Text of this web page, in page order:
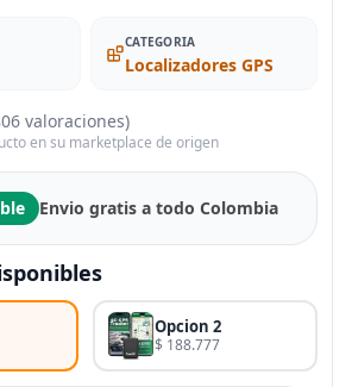
CATEGORIA
Localizadores GPS
valoraciones)
en su marketplace de origen
Envio gratis a todo Colombia
Opcion 2
$ 188.777